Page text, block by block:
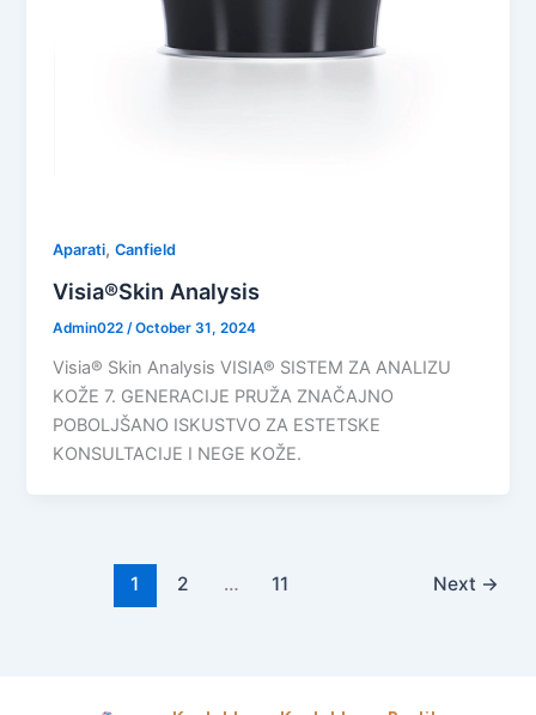
Aparati,Canfield
Visia®Skin Analysis
Admin022/October 31, 2024
Visia® Skin Analysis VISIA® SISTEM ZA ANALIZU
KOŽE 7. GENERACIJE PRUŽA ZNAČAJNO
POBOLJŠANO ISKUSTVO ZA ESTETSKE
KONSULTACIJE I NEGE KOŽE.
1 2 … 11 Next →